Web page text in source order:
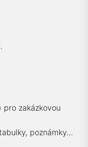
pro zakázkovou
poznámky…